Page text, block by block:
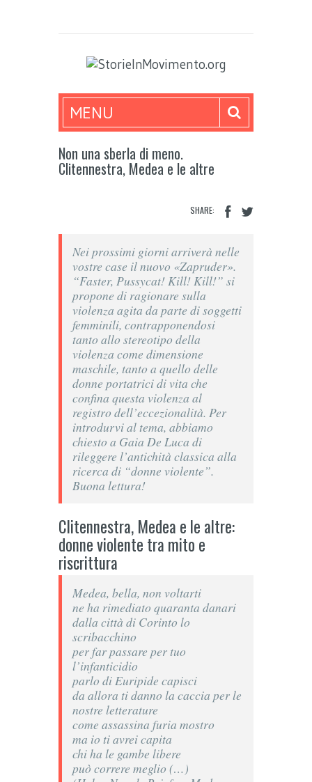
MENU
Non una sberla di meno.
Clitennestra, Medea e le altre
SHARE:
Nei prossimi giorni arriverà nelle
vostre case il nuovo «Zapruder».
“Faster, Pussycat! Kill! Kill!” si
propone di ragionare sulla
violenza agita da parte di soggetti
femminili, contrapponendosi
tanto allo stereotipo della
violenza come dimensione
maschile, tanto a quello delle
donne portatrici di vita che
confina questa violenza al
registro dell’eccezionalità. Per
introdurvi al tema, abbiamo
chiesto a Gaia De Luca di
rileggere l’antichità classica alla
ricerca di “donne violente”.
Buona lettura!
Clitennestra, Medea e le altre:
donne violente tra mito e
riscrittura
Medea, bella, non voltarti
ne ha rimediato quaranta danari
dalla città di Corinto lo
scribacchino
per far passare per tuo
l’infanticidio
parlo di Euripide capisci
da allora ti danno la caccia per le
nostre letterature
come assassina furia mostro
ma io ti avrei capita
chi ha le gambe libere
può correre meglio (…)